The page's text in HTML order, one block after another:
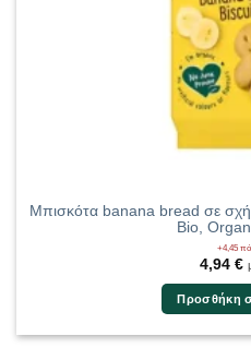
Μπισκότα banana bread σε
Bio,
+4,45
4,94 €
Προσθήκη